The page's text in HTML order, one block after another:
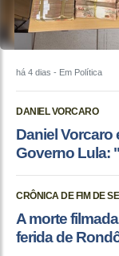
há 4 dias - Em Política
DANIEL VORCARO
Daniel Vorcaro
Governo Lula:
CRÔNICA DE FIM DE
A morte
ferida de